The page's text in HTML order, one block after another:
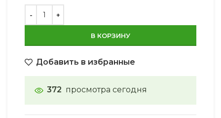
В КОРЗИНУ
Добавить в избранные
372 просмотра сегодня